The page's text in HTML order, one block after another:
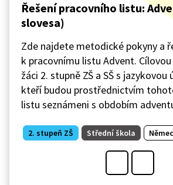
Řešení pracovního listu:
slovesa)
Zde najdete metodické pokyny a
k pracovnímu listu Advent.
žáci 2. stupně ZŠ a SŠ s jazykovou
kteří budou prostřednictvím
listu seznámeni s obdobím
2. stupeň ZŠ Střední škola